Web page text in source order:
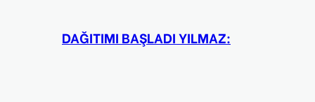
DAĞITIMI BAŞLADI YILMAZ: